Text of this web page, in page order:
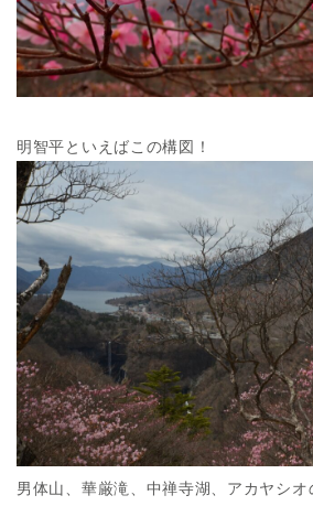
明智平といえばこの構図！
男体山、華厳滝、中禅寺湖、アカヤシ